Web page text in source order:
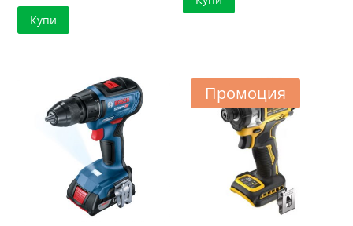
787.50 лв..
Купи
Промоция